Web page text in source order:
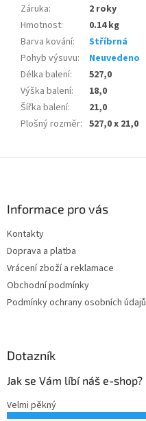
Záruka:
2 roky
Hmotnost:
0.14 kg
Barva kování:
Stříbrná
Pohyb výsuvu:
Neuvedeno
Délka balení:
527,0
Výška balení:
18,0
Šířka balení:
21,0
Plošný rozměr: 527,0 x 21,0
Informace pro vás
Kontakty
Doprava a platba
Vrácení zboží a reklamace
Obchodní podmínky
Podmínky ochrany osobních údajů
Dotazník
Jak se Vám líbí náš e-shop?
Velmi pěkný